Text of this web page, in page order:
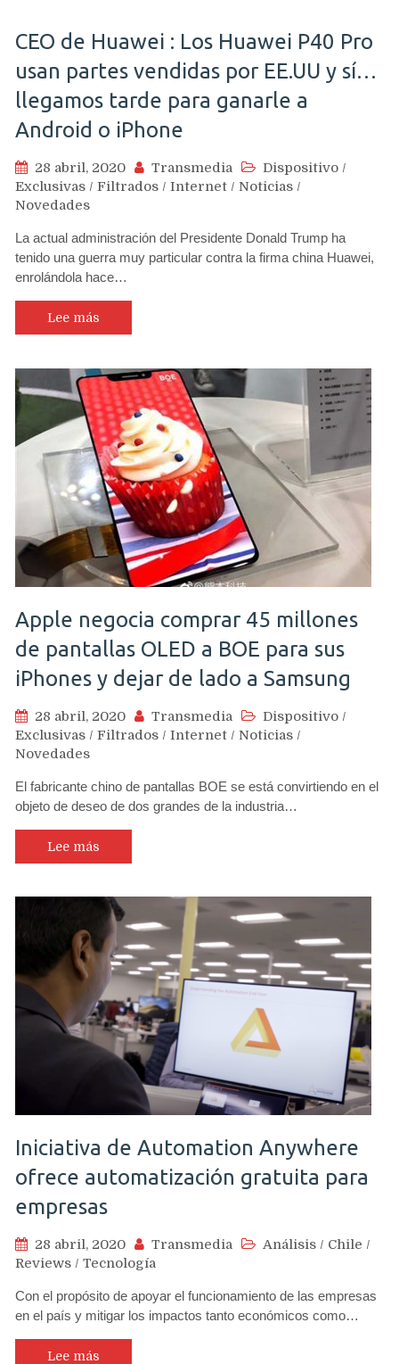
CEO de Huawei : Los Huawei P40 Pro
usan partes vendidas por EE.UU y sí…
llegamos tarde para ganarle a
Android o iPhone
28 abril, 2020 Transmedia Dispositivo /
Exclusivas / Filtrados / Internet / Noticias /
Novedades
La actual administración del Presidente Donald Trump ha
tenido una guerra muy particular contra la firma china Huawei,
enrolándola hace…
Lee más
Apple negocia comprar 45 millones
de pantallas OLED a BOE para sus
iPhones y dejar de lado a Samsung
28 abril, 2020 Transmedia Dispositivo /
Exclusivas / Filtrados / Internet / Noticias /
Novedades
El fabricante chino de pantallas BOE se está convirtiendo en el
objeto de deseo de dos grandes de la industria…
Lee más
Iniciativa de Automation Anywhere
ofrece automatización gratuita para
empresas
28 abril, 2020 Transmedia Análisis / Chile /
Reviews / Tecnología
Con el propósito de apoyar el funcionamiento de las empresas
en el país y mitigar los impactos tanto económicos como…
Lee más